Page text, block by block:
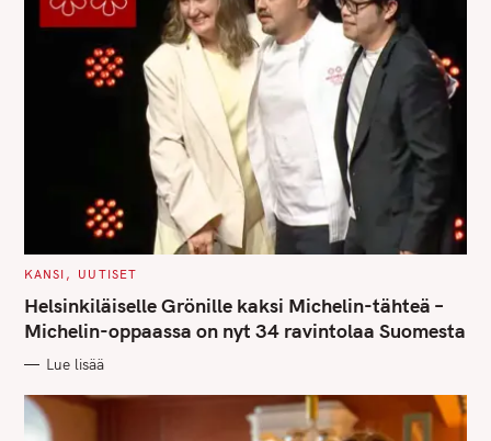
C
T
E
G
O
I
S
KANSI UUTISET
Helsinkiläiselle Grönille kaksi Michelin-tähteä –
Michelin-oppaassa on nyt 34 ravintolaa Suomesta
Lue lisää